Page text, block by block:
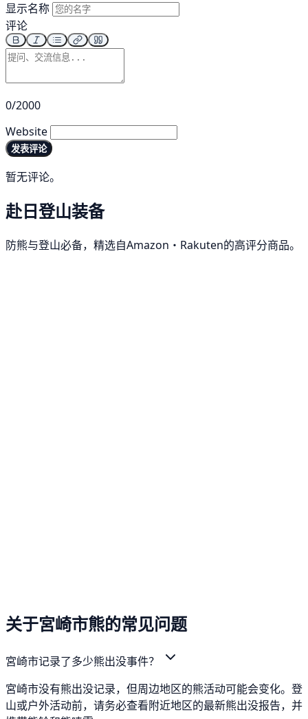
显示名称
评论
0/2000
Website
发表评论
暂无评论。
赴日登山装备
防熊与登山必备，精选自Amazon・Rakuten的高评分商品。
关于宮崎市熊的常见问题
宮崎市记录了多少熊出没事件？
宮崎市没有熊出没记录，但周边地区的熊活动可能会变化。登
山或户外活动前，请务必查看附近地区的最新熊出没报告，并